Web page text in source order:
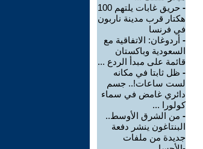
-
حريق غابات يلتهم 100
هكتار قرب مدينة ناربون
في فرنسا
- أردوغان: الاتفاقية مع
السعودية وباكستان
قائمة على مبدأ الردع ...
- ظل ثابتا في مكانه
لست ساعات!.. جسم
دائري غامض في سماء
كولورا ...
- من الشرق الأوسط..
البنتاغون ينشر دفعة
جديدة من ملفات